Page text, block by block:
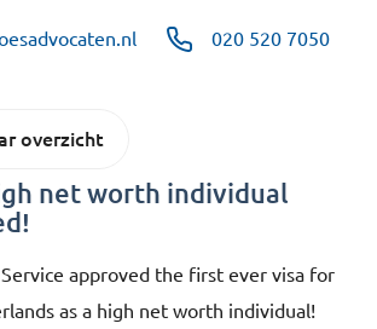
020 520 7050
overzicht
net worth individual
approved the first ever visa for
as a high net worth individual!